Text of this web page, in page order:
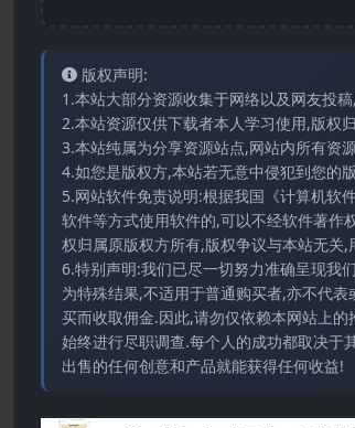
版权声明:
1.本站大部分资源收集于网络以及网友投
2.本站资源仅供下载者本人学习使用,版权
3.本站纯属为分享资源站点,网站内所有资
4.如您是版权方,本站若无意中侵犯到您的
5.网站软件免责说明:根据我国《计算机软
软件等方式使用软件的,可以不经软件著作
权归属原版权方所有,版权争议与本站无关
6.特别声明:我们已尽一切努力准确呈现我
为特殊结果,不适用于普通购买者,亦不代
买而收取佣金.因此,请勿仅依赖本网站上
始终进行尽职调查.每个人的成功都取决于
出售的任何创意和产品就能获得任何收益!